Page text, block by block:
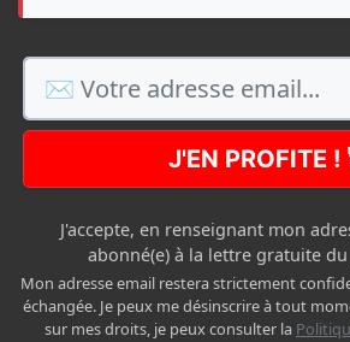
J'EN PROFITE !
J'accepte, en renseignant mon
abonné(e) à la lettre gratuite du
Mon adresse email restera strictement
échangée. Je peux me désinscrire à tout
sur mes droits, je peux consulter la